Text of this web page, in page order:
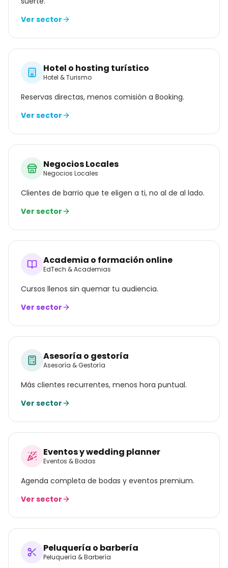
Ver sector
Hotel o hosting turístico
Hotel & Turismo
Reservas directas, menos comisión a Booking.
Ver sector
Negocios Locales
Negocios Locales
Clientes de barrio que te eligen a ti, no al de al lado.
Ver sector
Academia o formación online
EdTech & Academias
Cursos llenos sin quemar tu audiencia.
Ver sector
Asesoría o gestoría
Asesoría & Gestoría
Más clientes recurrentes, menos hora puntual.
Ver sector
Eventos y wedding planner
Eventos & Bodas
Agenda completa de bodas y eventos premium.
Ver sector
Peluquería o barbería
Peluquería & Barbería